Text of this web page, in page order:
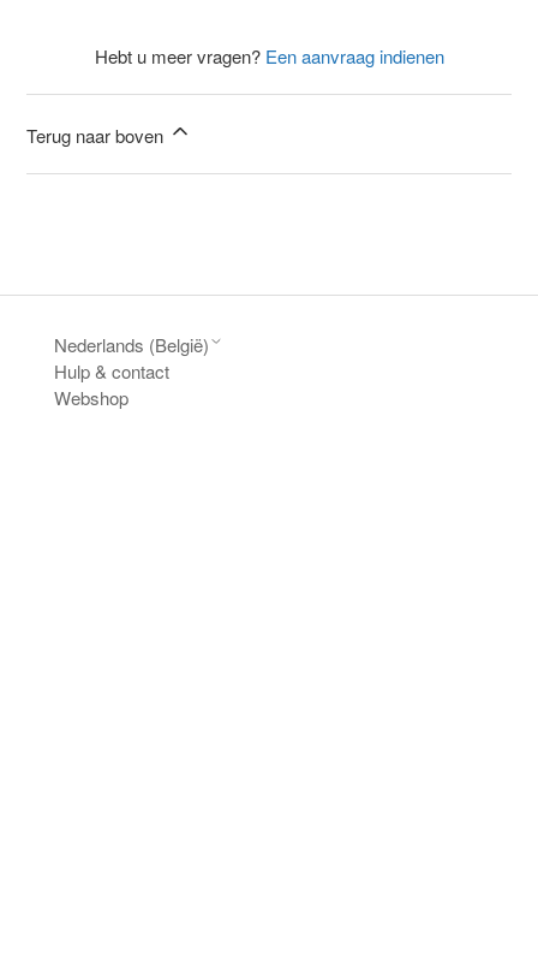
Hebt u meer vragen? Een aanvraag indienen
Terug naar boven
Nederlands (België)
Hulp & contact
Webshop